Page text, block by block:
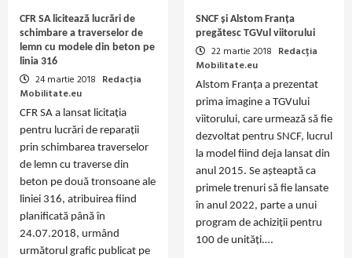
CFR SA licitează lucrări de
schimbare a traverselor de
lemn cu modele din beton pe
linia 316
24 martie 2018 Redacția
Mobilitate.eu
CFR SA a lansat licitația
pentru lucrări de reparații
prin schimbarea traverselor
de lemn cu traverse din
beton pe două tronsoane ale
liniei 316, atribuirea fiind
planificată până în
24.07.2018, urmând
următorul grafic publicat pe
SNCF și Alstom Franța
pregătesc TGVul viitorului
22 martie 2018 Redacția
Mobilitate.eu
Alstom Franța a prezentat
prima imagine a TGVului
viitorului, care urmează să fie
dezvoltat pentru SNCF, lucrul
la model fiind deja lansat din
anul 2015. Se așteaptă ca
primele trenuri să fie lansate
în anul 2022, parte a unui
program de achiziții pentru
100 de unități.…